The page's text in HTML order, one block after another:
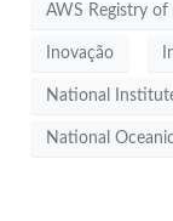
AWS Registry of
Inovação
National
National